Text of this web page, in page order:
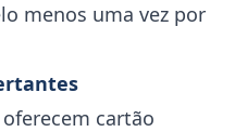
menos uma vez por
cartão